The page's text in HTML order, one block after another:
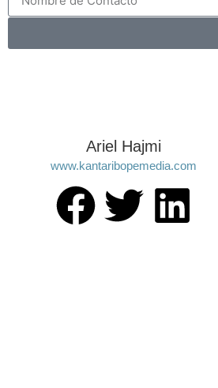
Ariel Hajmi
www.kantaribopemedia.com